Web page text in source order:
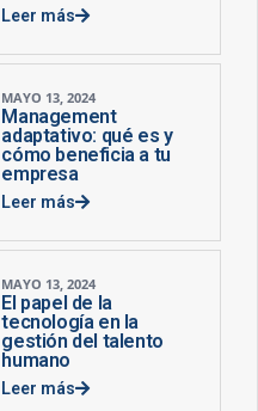
Leer más
MAYO 13, 2024
Management
adaptativo: qué es y
cómo beneficia a tu
empresa
Leer más
MAYO 13, 2024
El papel de la
tecnología en la
gestión del talento
humano
Leer más